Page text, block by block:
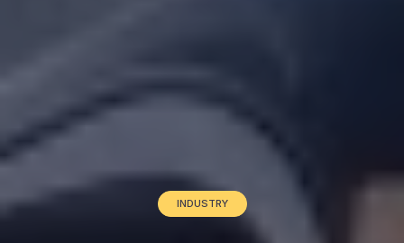
INDUSTRY